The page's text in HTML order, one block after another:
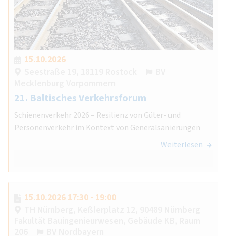
15.10.2026
21. Baltisches Verkehrsforum
Schienenverkehr 2026 – Resilienz von Güter- und
Personenverkehr im Kontext von Generalsanierungen
Weiterlesen
15.10.2026 17:30 - 19:00